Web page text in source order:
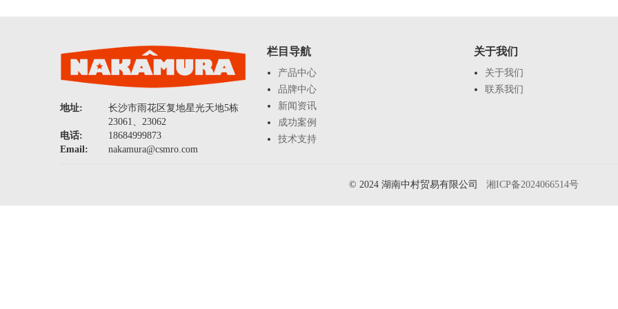
地址:
长沙市雨花区复地星光天地5栋
23061、23062
电话:
18684999873
Email:
nakamura@csmro.com
栏目导航
产品中心
品牌中心
新闻资讯
成功案例
技术支持
关于我们
关于我们
联系我们
© 2024 湖南中村贸易有限公司 湘ICP备2024066514号